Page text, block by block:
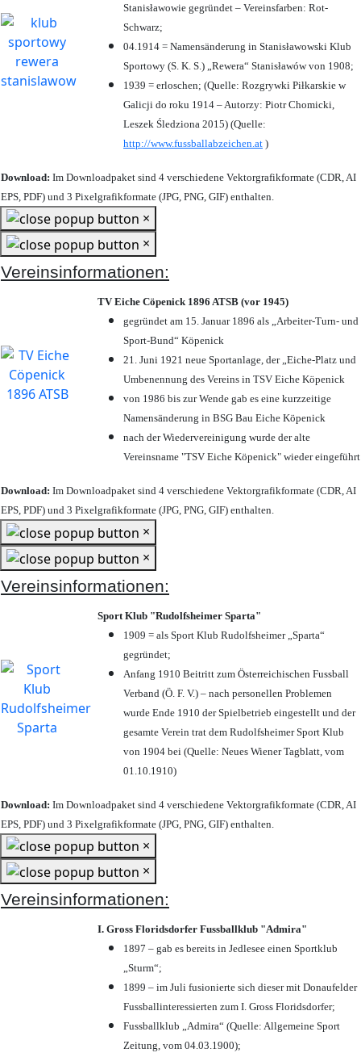
Stanisławowie gegründet – Vereinsfarben: Rot-
Schwarz;
04.1914 = Namensänderung in Stanisławowski Klub
Sportowy (S. K. S.) „Rewera“ Stanisławów von 1908;
1939 = erloschen; (Quelle: Rozgrywki Piłkarskie w
Galicji do roku 1914 – Autorzy: Piotr Chomicki,
Leszek Śledziona 2015) (Quelle:
http://www.fussballabzeichen.at )
Download: Im Downloadpaket sind 4 verschiedene Vektorgrafikformate (CDR, AI
EPS, PDF) und 3 Pixelgrafikformate (JPG, PNG, GIF) enthalten.
×
×
Vereinsinformationen:
TV Eiche Cöpenick 1896 ATSB (vor 1945)
gegründet am 15. Januar 1896 als „Arbeiter-Turn- und
Sport-Bund“ Köpenick
21. Juni 1921 neue Sportanlage, der „Eiche-Platz und
Umbenennung des Vereins in TSV Eiche Köpenick
von 1986 bis zur Wende gab es eine kurzzeitige
Namensänderung in BSG Bau Eiche Köpenick
nach der Wiedervereinigung wurde der alte
Vereinsname "TSV Eiche Köpenick" wieder eingeführt
Download: Im Downloadpaket sind 4 verschiedene Vektorgrafikformate (CDR, AI
EPS, PDF) und 3 Pixelgrafikformate (JPG, PNG, GIF) enthalten.
×
×
Vereinsinformationen:
Sport Klub "Rudolfsheimer Sparta"
1909 = als Sport Klub Rudolfsheimer „Sparta“
gegründet;
Anfang 1910 Beitritt zum Österreichischen Fussball
Verband (Ö. F. V.) – nach personellen Problemen
wurde Ende 1910 der Spielbetrieb eingestellt und der
gesamte Verein trat dem Rudolfsheimer Sport Klub
von 1904 bei (Quelle: Neues Wiener Tagblatt, vom
01.10.1910)
Download: Im Downloadpaket sind 4 verschiedene Vektorgrafikformate (CDR, AI
EPS, PDF) und 3 Pixelgrafikformate (JPG, PNG, GIF) enthalten.
×
×
Vereinsinformationen:
I. Gross Floridsdorfer Fussballklub "Admira"
1897 – gab es bereits in Jedlesee einen Sportklub
„Sturm“;
1899 – im Juli fusionierte sich dieser mit Donaufelder
Fussballinteressierten zum I. Gross Floridsdorfer;
Fussballklub „Admira“ (Quelle: Allgemeine Sport
Zeitung, vom 04.03.1900);